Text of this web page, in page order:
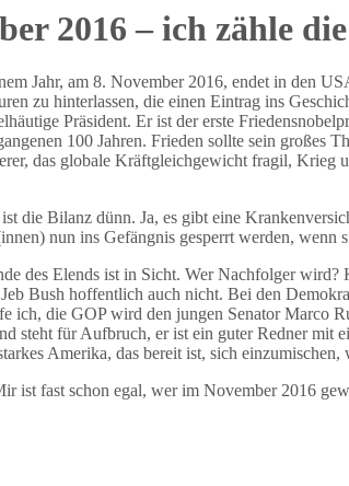
2016 – ich zähle
Jahr, am 8. November 2016, endet in den
zu hinterlassen, die einen Eintrag ins
Präsident. Er ist der erste
100 Jahren. Frieden sollte sein großes
das globale Kräftgleichgewicht fragil, Krieg
die Bilanz dünn. Ja, es gibt eine
nun ins Gefängnis gesperrt werden,
des Elends ist in Sicht. Wer Nachfolger
Bush hoffentlich auch nicht. Bei den
ich, die GOP wird den jungen Senator Marco
steht für Aufbruch, er ist ein guter Redner mit
Amerika, das bereit ist, sich einzumischen,
ist fast schon egal, wer im November 2016